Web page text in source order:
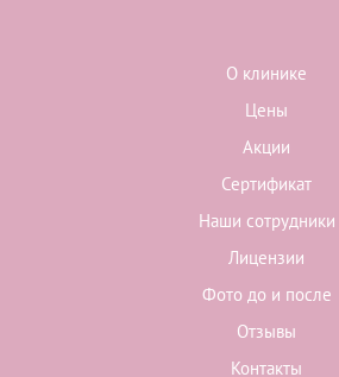
О клинике
Цены
Акции
Сертификат
Наши сотрудники
Лицензии
Фото до и после
Отзывы
Контакты